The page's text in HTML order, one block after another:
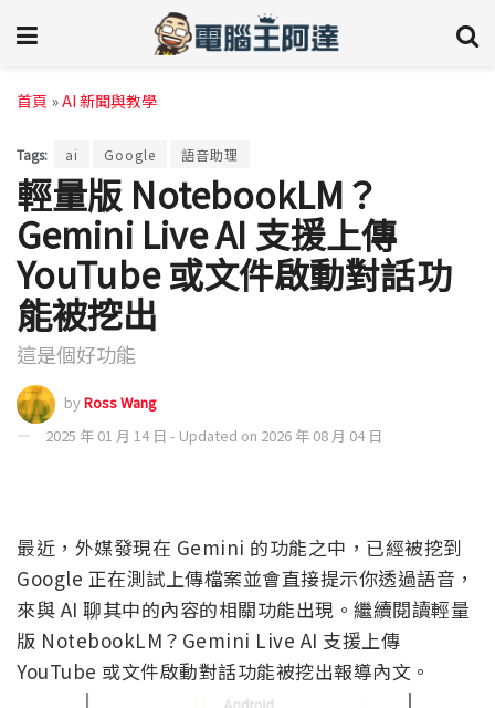
首頁 »AI 新聞與教學
Tags: ai Google 語音助理
輕量版 NotebookLM？
Gemini Live AI 支援上傳
YouTube 或文件啟動對話功
能被挖出
這是個好功能
byRoss Wang
2025 年 01 月 14 日 - Updated on 2026 年 08 月 04 日
最近，外媒發現在 Gemini 的功能之中，已經被挖到
Google 正在測試上傳檔案並會直接提示你透過語音，
來與 AI 聊其中的內容的相關功能出現。繼續閱讀輕量
版 NotebookLM？Gemini Live AI 支援上傳
YouTube 或文件啟動對話功能被挖出報導內文。